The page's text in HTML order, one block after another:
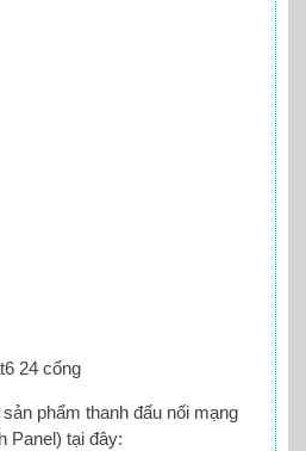
24 cổng
phẩm thanh đấu nối mạng
Panel) tại đây: